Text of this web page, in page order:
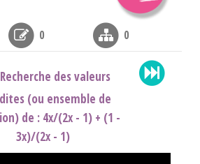
0 0
Recherche des valeurs
(ou ensemble de
de : 4x/(2x - 1) + (1 -
3x)/(2x - 1)